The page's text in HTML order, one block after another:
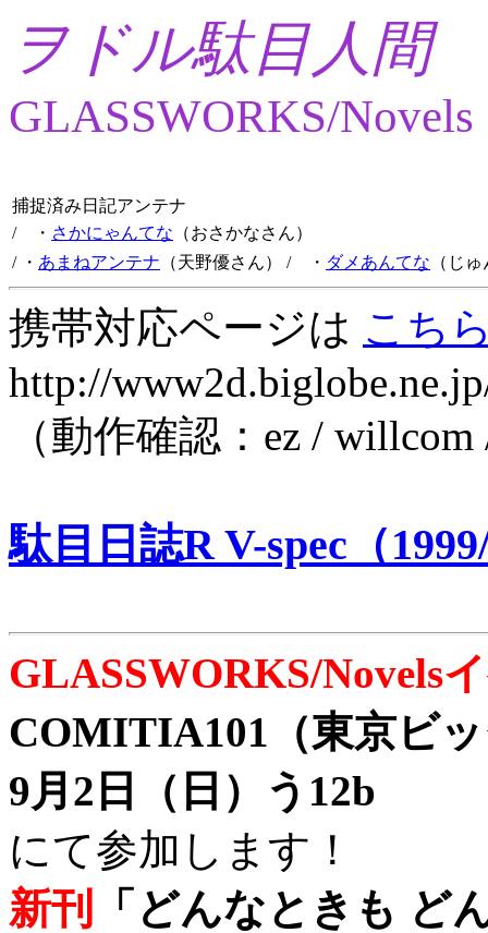
ヲドル駄目人間
GLASSWORKS/Novels
捕捉済み日記アンテナ
/ ・ さかにゃんてな （おさかなさん）
/ ・ あまねアンテナ （天野優さん） / ・ ダメあんてな （じ
携帯対応ページは こち
http://
（動作確認：ez /
駄目日誌R V-spec（
GLASSWORKS/Novels
COMITIA101（東京ビ
9月2日（日）う12b
にて参加します！
新刊
「どんなときも ど